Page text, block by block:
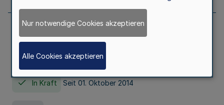
Gesetz über die Hochschulen des Landes
Nordrhein-Westfalen (Hochschulgesetz -
HG)
In Kraft Seit 01. Oktober 2014
Nur notwendige Cookies akzeptieren
Alle Cookies akzeptieren